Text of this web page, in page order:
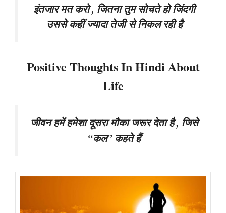
इंतजार मत करो , जितना तुम सोचते हो जिंदगी
उससे कहीं ज्यादा तेजी से निकल रही है
Positive Thoughts In Hindi About
Life
जीवन हमें हमेशा दूसरा मौका जरूर देता है , जिसे
“कल” कहते हैं